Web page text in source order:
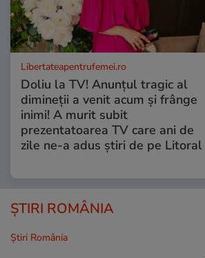
Libertateapentrufemei.ro
Doliu la TV! Anunțul tragic al
dimineții a venit acum și frânge
inimi! A murit subit
prezentatoarea TV care ani de
zile ne-a adus știri de pe Litoral
ȘTIRI ROMÂNIA
Știri România